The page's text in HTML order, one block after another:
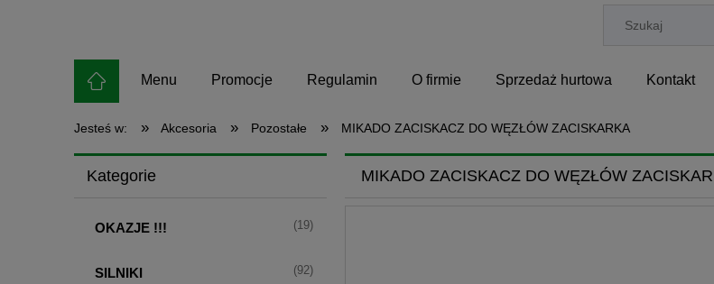
Menu Promocje Regulamin O firmie Sprzedaż hurtowa Kontakt
Jesteś w: » Akcesoria » Pozostałe » MIKADO ZACISKACZ DO WĘZŁÓW ZACISKARKA
Kategorie
OKAZJE !!! (19)
SILNIKI (92)
MIKADO ZACISKACZ DO WĘZŁÓW